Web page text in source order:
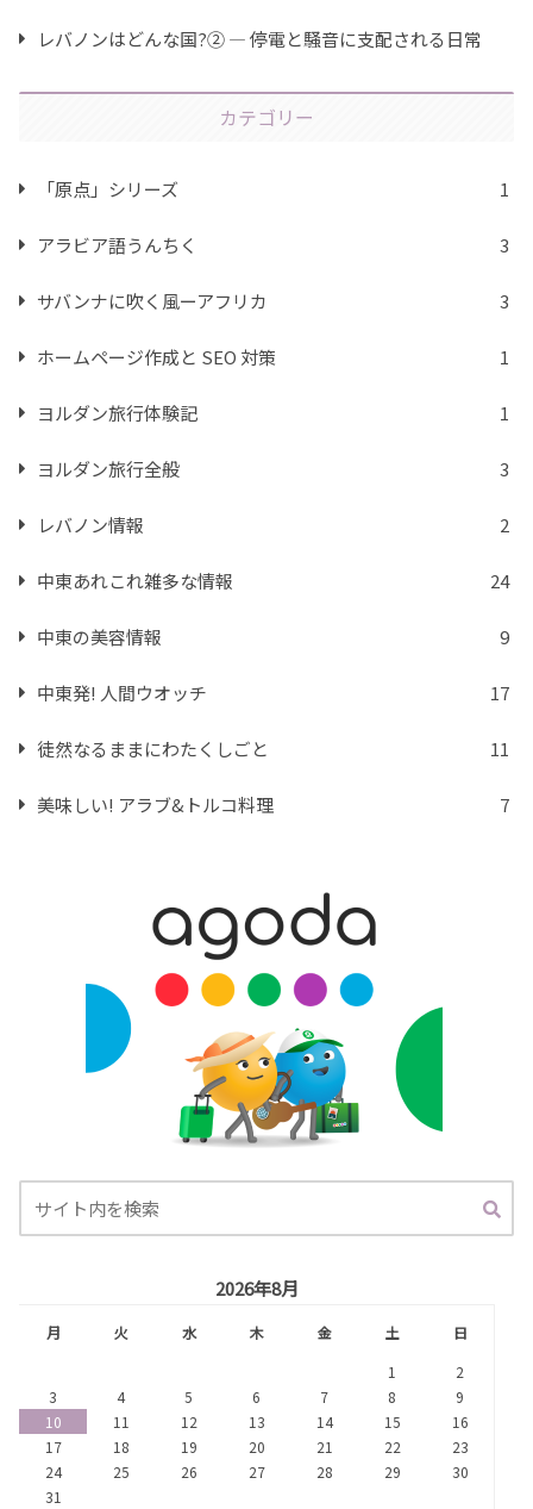
レバノンはどんな国?② ― 停電と騒音に支配される日常
カテゴリー
「原点」シリーズ 1
アラビア語うんちく 3
サバンナに吹く風ーアフリカ 3
ホームページ作成と SEO 対策 1
ヨルダン旅行体験記 1
ヨルダン旅行全般 3
レバノン情報 2
中東あれこれ雑多な情報 24
中東の美容情報 9
中東発! 人間ウオッチ 17
徒然なるままにわたくしごと 11
美味しい! アラブ&トルコ料理 7
2026年8月
月 火 水 木 金 土
日
1
2
3
4 5 6 7 8
9
10
11 12 13 14 15
16
17
18 19 20 21 22
23
24
25 26 27 28 29
30
31